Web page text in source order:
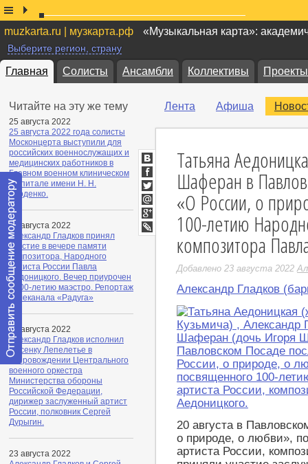
muzkarta.ru | музкарта.рф «Музыкальная карта»:
Выберите регион, страну
Главная Солисты Ансамбли Коллективы Проекты
Читайте на эту же тему
25 августа 2022
25 августа 2022 года солисты
Москонцерта выступили для
российских военнослужащих и
медицинских работников в
Главном военном клиническом
госпитале имени Н. Н.
Бурденко.
23 августа 2022
Александр Гладков принял
участие в вечере памяти
композитора, Народного
артиста России Павла
Аедоницкого. Вечер приурочен
к 100-летию маэстро. Репортаж
телеканала «Радуга»
23 августа 2022
Александр Гладков исполнил
Песенку Лепелетье в
сопровождении Центрального
военного оркестра
Министерства обороны
Российской Федерации,
дирижер заслуженный артист
России, полковник Сергей
Дурыгин.
23 августа 2022
Лента Афиша
Татьяна
Шаферан в
«О России, о
100-летию
композитора
Добавлено 23 августа 2022
Александр Гладков
20 августа в
о природе, о любви»,
артиста России,
ВКонтакте
Facebook
Twitter
Мой
Мир
Google+
LiveJournal
Отправить
сообщение
модератору